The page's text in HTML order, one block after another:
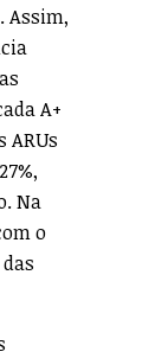
Assim,
A+
ARUs
Na
o